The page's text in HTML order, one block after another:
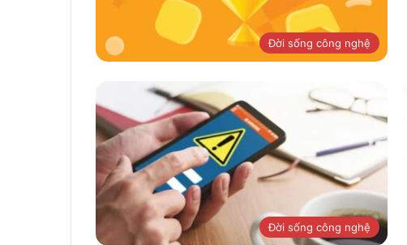
Đời sống công nghệ
Đời sống công nghệ